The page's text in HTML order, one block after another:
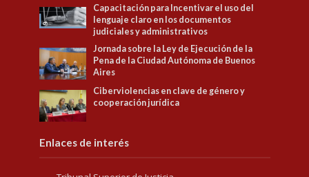
Capacitación para Incentivar el uso del
lenguaje claro en los documentos
judiciales y administrativos
Jornada sobre la Ley de Ejecución de la
Pena de la Ciudad Autónoma de Buenos
Aires
Ciberviolencias en clave de género y
cooperación jurídica
Enlaces de interés